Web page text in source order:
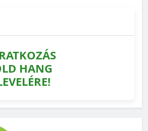
HANG